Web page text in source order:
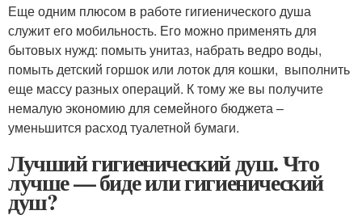
Еще одним плюсом в работе гигиенического душа
служит его мобильность. Его можно применять для
бытовых нужд: помыть унитаз, набрать ведро воды,
помыть детский горшок или лоток для кошки, выполнить
еще массу разных операций. К тому же вы получите
немалую экономию для семейного бюджета –
уменьшится расход туалетной бумаги.
Лучший гигиенический душ. Что
лучше — биде или гигиенический
душ?